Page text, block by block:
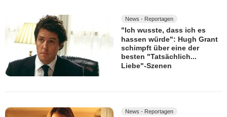
News - Reportagen
"Ich wusste, dass ich es
hassen würde": Hugh Grant
schimpft über eine der
besten "Tatsächlich...
Liebe"-Szenen
News - Reportagen